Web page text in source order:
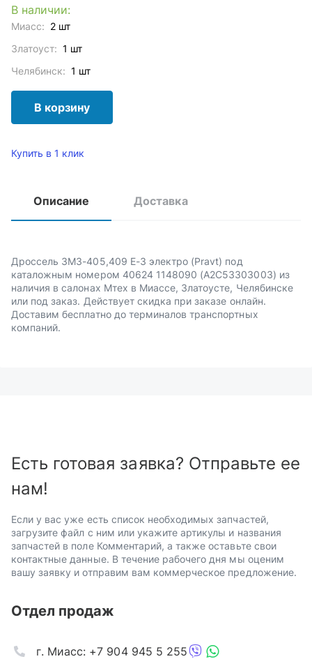
В наличии:
Миасс: 2 шт
Златоуст: 1 шт
Челябинск: 1 шт
В корзину
Купить в 1 клик
Описание Доставка
Дроссель ЗМЗ-405,409 Е-3 электро (Pravt) под
каталожным номером 40624 1148090 (А2С53303003) из
наличия в салонах Мтех в Миассе, Златоусте, Челябинске
или под заказ. Действует скидка при заказе онлайн.
Доставим бесплатно до терминалов транспортных
компаний.
Есть готовая заявка? Отправьте ее
нам!
Если у вас уже есть список необходимых запчастей,
загрузите файл с ним или укажите артикулы и названия
запчастей в поле Комментарий, а также оставьте свои
контактные данные. В течение рабочего дня мы оценим
вашу заявку и отправим вам коммерческое предложение.
Отдел продаж
г. Миасс: +7 904 945 5 255